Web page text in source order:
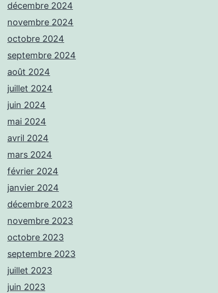
décembre 2024
novembre 2024
octobre 2024
septembre 2024
août 2024
juillet 2024
juin 2024
mai 2024
avril 2024
mars 2024
février 2024
janvier 2024
décembre 2023
novembre 2023
octobre 2023
septembre 2023
juillet 2023
juin 2023